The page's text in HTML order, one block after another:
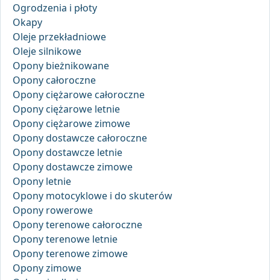
Ogrodzenia i płoty
Okapy
Oleje przekładniowe
Oleje silnikowe
Opony bieżnikowane
Opony całoroczne
Opony ciężarowe całoroczne
Opony ciężarowe letnie
Opony ciężarowe zimowe
Opony dostawcze całoroczne
Opony dostawcze letnie
Opony dostawcze zimowe
Opony letnie
Opony motocyklowe i do skuterów
Opony rowerowe
Opony terenowe całoroczne
Opony terenowe letnie
Opony terenowe zimowe
Opony zimowe